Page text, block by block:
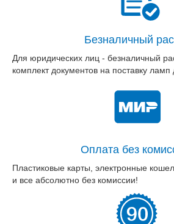
Безналичный
Для юридических лиц - безналичный
комплект документов на поставку ламп
Оплата без
Пластиковые карты, электронные
и все абсолютно без комиссии!